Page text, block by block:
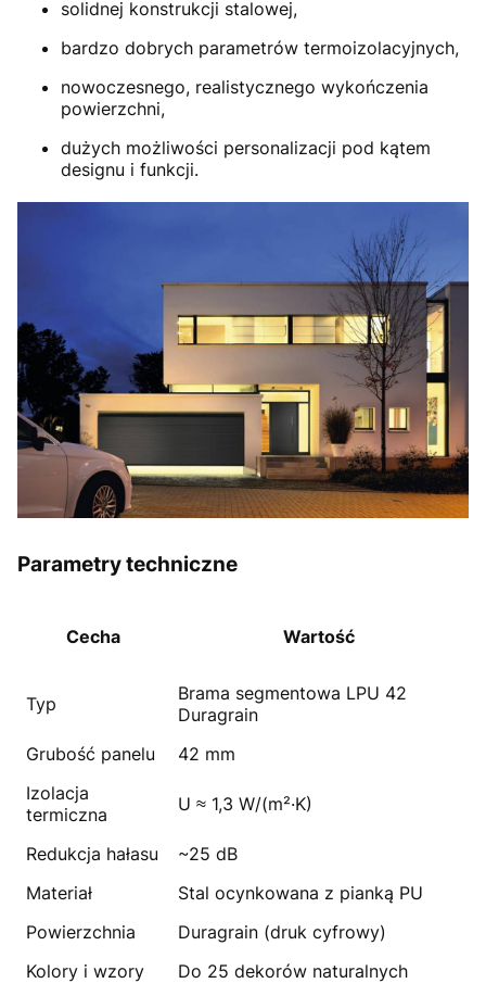
solidnej konstrukcji stalowej,
bardzo dobrych parametrów termoizolacyjnych,
nowoczesnego, realistycznego wykończenia
powierzchni,
dużych możliwości personalizacji pod kątem
designu i funkcji.
Parametry techniczne
Cecha Wartość
Typ
Brama segmentowa LPU 42
Duragrain
Grubość panelu
42 mm
Izolacja
termiczna
U ≈ 1,3 W/(m²·K)
Redukcja hałasu
~25 dB
Materiał
Stal ocynkowana z pianką PU
Powierzchnia
Duragrain (druk cyfrowy)
Kolory i wzory
Do 25 dekorów naturalnych